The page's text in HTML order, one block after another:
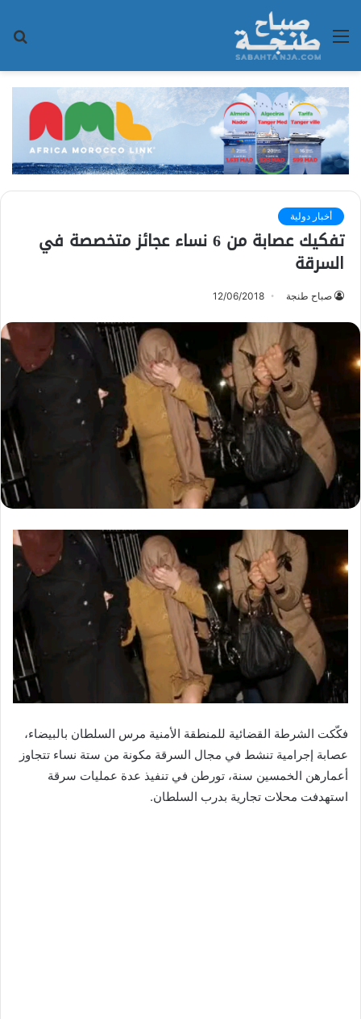
القائمة
أخبار دولية
تفكيك عصابة من 6 نساء عجائز متخصصة في
السرقة
صباح طنجة 12/06/2018
فكّكت الشرطة القضائية للمنطقة الأمنية مرس السلطان بالبيضاء،
عصابة إجرامية تنشط في مجال السرقة مكونة من ستة نساء تتجاوز
أعمارهن الخمسين سنة، تورطن في تنفيذ عدة عمليات سرقة
استهدفت محلات تجارية بدرب السلطان.